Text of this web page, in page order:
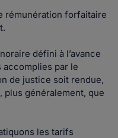
rémunération forfaitaire
défini à l’avance
par le
de justice soit rendue,
plus généralement, que
les tarifs